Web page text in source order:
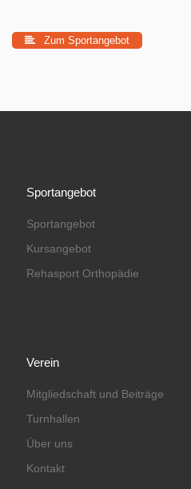
Zum Sportangebot
Sportangebot
Sportangebot
Kursangebot
Rehasport Orthopädie
Verein
Mitgliedschaft und Beiträge
Turnhallen
Über uns
Kontakt